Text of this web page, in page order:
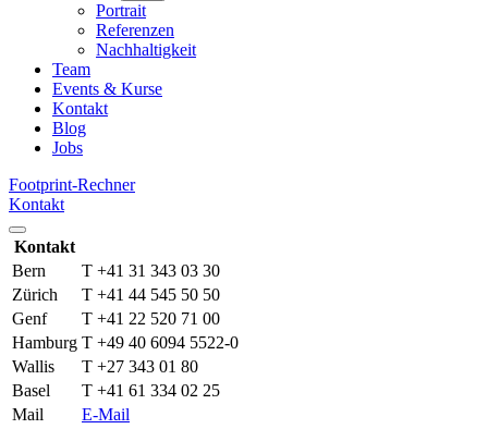
Portrait
Referenzen
Nachhaltigkeit
Team
Events & Kurse
Kontakt
Blog
Jobs
Footprint-Rechner
Kontakt
Kontakt
Bern
T +41 31 343 03 30
Zürich
T +41 44 545 50 50
Genf
T +41 22 520 71 00
Hamburg T +49 40 6094 5522-0
Wallis
T +27 343 01 80
Basel
T +41 61 334 02 25
Mail
E-Mail